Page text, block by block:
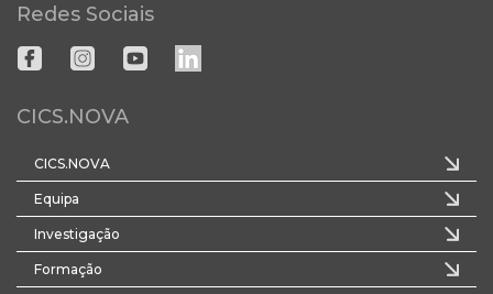
Redes Sociais
CICS.NOVA
CICS.NOVA
Equipa
Investigação
Formação